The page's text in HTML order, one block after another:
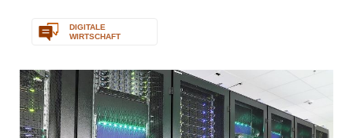
DIGITALE
WIRTSCHAFT